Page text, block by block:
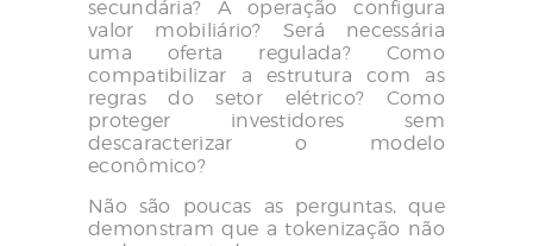
secundária? A operação configura
valor mobiliário? Será necessária
uma oferta regulada? Como
compatibilizar a estrutura com as
regras do setor elétrico? Como
proteger investidores sem
descaracterizar o modelo
econômico?
Não são poucas as perguntas, que
demonstram que a tokenização não